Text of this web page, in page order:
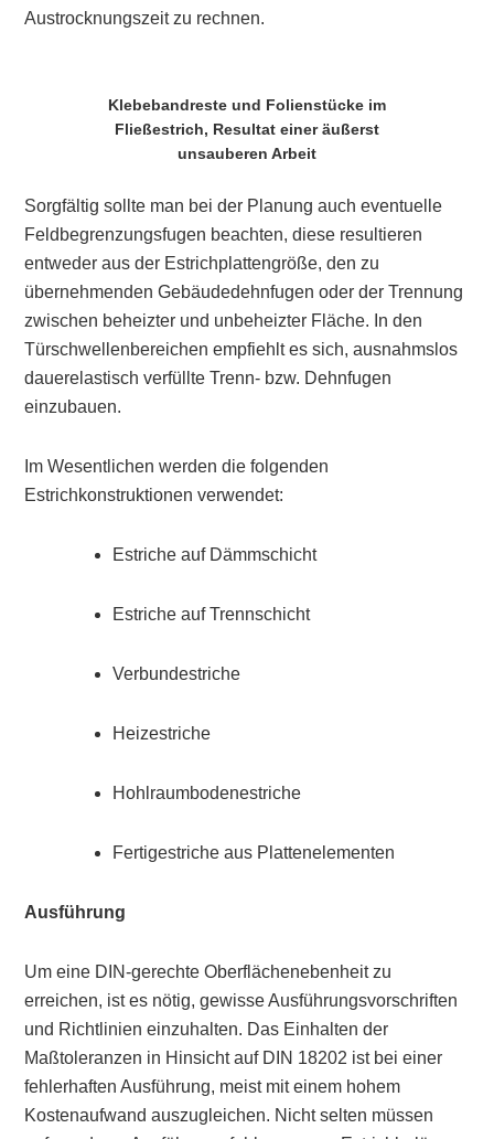
Austrocknungszeit zu rechnen.
Klebebandreste und Folienstücke im
Fließestrich, Resultat einer äußerst
unsauberen Arbeit
Sorgfältig sollte man bei der Planung auch eventuelle
Feldbegrenzungsfugen beachten, diese resultieren
entweder aus der Estrichplattengröße, den zu
übernehmenden Gebäudedehnfugen oder der Trennung
zwischen beheizter und unbeheizter Fläche. In den
Türschwellenbereichen empfiehlt es sich, ausnahmslos
dauerelastisch verfüllte Trenn- bzw. Dehnfugen
einzubauen.
Im Wesentlichen werden die folgenden
Estrichkonstruktionen verwendet:
Estriche auf Dämmschicht
Estriche auf Trennschicht
Verbundestriche
Heizestriche
Hohlraumbodenestriche
Fertigestriche aus Plattenelementen
Ausführung
Um eine DIN-gerechte Oberflächenebenheit zu
erreichen, ist es nötig, gewisse Ausführungsvorschriften
und Richtlinien einzuhalten. Das Einhalten der
Maßtoleranzen in Hinsicht auf DIN 18202 ist bei einer
fehlerhaften Ausführung, meist mit einem hohem
Kostenaufwand auszugleichen. Nicht selten müssen